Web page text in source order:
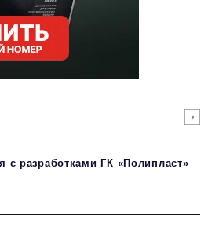
с разработками ГК «Полипласт»